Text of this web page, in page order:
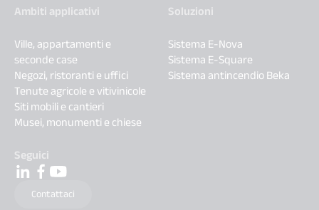
Ambiti applicativi
Ville, appartamenti e
seconde case
Negozi, ristoranti e uffici
Tenute agricole e vitivinicole
Siti mobili e cantieri
Musei, monumenti e chiese
Soluzioni
Sistema E-Nova
Sistema E-Square
Sistema antincendio Beka
Seguici
Contattaci